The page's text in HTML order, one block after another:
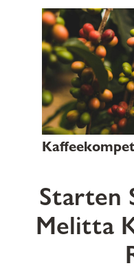
Starten
Melitta